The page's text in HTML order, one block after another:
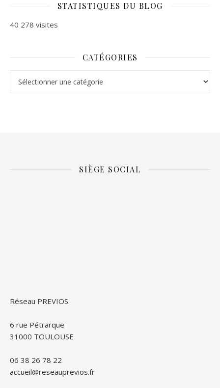
STATISTIQUES DU BLOG
40 278 visites
CATÉGORIES
SIÈGE SOCIAL
Réseau PREVIOS
6 rue Pétrarque
31000 TOULOUSE
06 38 26 78 22
accueil@reseauprevios.fr